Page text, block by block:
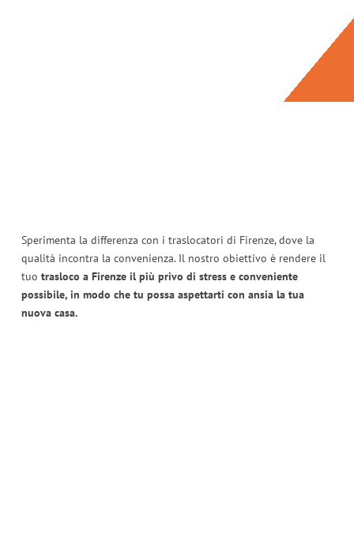
Sperimenta la differenza con i traslocatori di Firenze, dove la
qualità incontra la convenienza. Il nostro obiettivo è rendere il
tuo trasloco a Firenze il più privo di stress e conveniente
possibile, in modo che tu possa aspettarti con ansia la tua
nuova casa.